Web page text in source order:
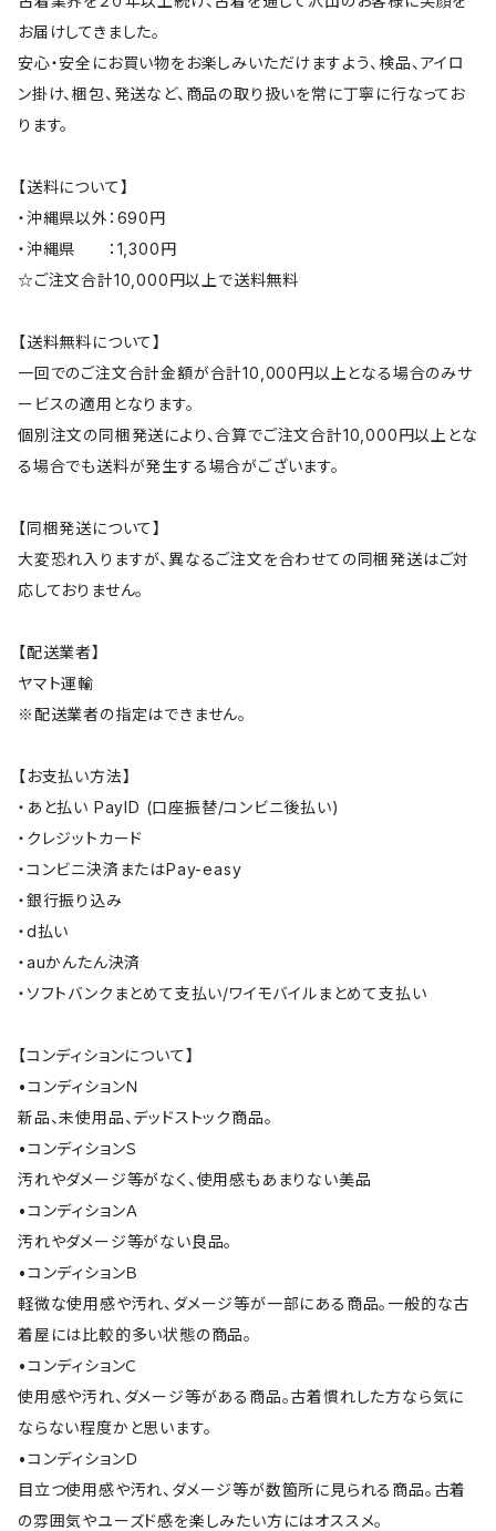
お届けしてきました。
安心・安全にお買い物をお楽しみいただけますよう、検品、アイロ
ン掛け、梱包、発送など、商品の取り扱いを常に丁寧に行なってお
ります。
【送料について】
・沖縄県以外：690円
・沖縄県 ：1,300円
☆ご注文合計10,000円以上で送料無料
【送料無料について】
一回でのご注文合計金額が合計10,000円以上となる場合のみサ
ービスの適用となります。
個別注文の同梱発送により、合算でご注文合計10,000円以上とな
る場合でも送料が発生する場合がございます。
【同梱発送について】
大変恐れ入りますが、異なるご注文を合わせての同梱発送はご対
応しておりません。
【配送業者】
ヤマト運輸
※配送業者の指定はできません。
【お支払い方法】
・あと払い PayID (口座振替/コンビニ後払い)
・クレジットカード
・コンビニ決済またはPay-easy
・銀行振り込み
・d払い
・auかんたん決済
・ソフトバンクまとめて支払い/ワイモバイルまとめて支払い
【コンディションについて】
•コンディションＮ
新品、未使用品、デッドストック商品。
•コンディションＳ
汚れやダメージ等がなく、使用感もあまりない美品
•コンディションＡ
汚れやダメージ等がない良品。
•コンディションＢ
軽微な使用感や汚れ、ダメージ等が一部にある商品。一般的な古
着屋には比較的多い状態の商品。
•コンディションＣ
使用感や汚れ、ダメージ等がある商品。古着慣れした方なら気に
ならない程度かと思います。
•コンディションＤ
目立つ使用感や汚れ、ダメージ等が数箇所に見られる商品。古着
の雰囲気やユーズド感を楽しみたい方にはオススメ。